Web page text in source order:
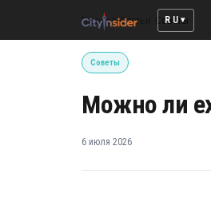
RU
Главная/Статьи Советы
Советы
Можно ли
6 июля 2026